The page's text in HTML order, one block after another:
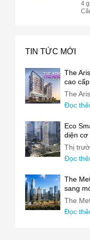
4
TIN TỨC MỚI
The
cao
The
Đọc
Eco
diện cơ
Thị
Đọc
The
sang
The
Đọc